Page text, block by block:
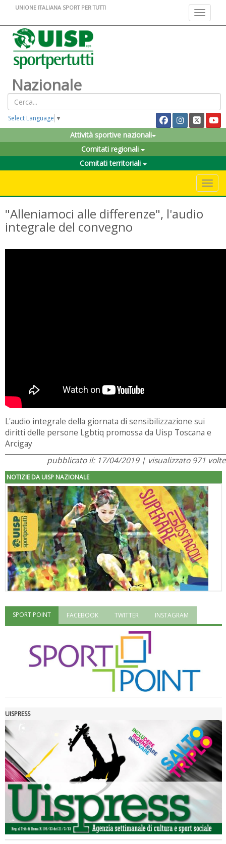
Toggle
UNIONE ITALIANA SPORT PER TUTTI
Nazionale
Select Language ▼
Attività sportive nazionali
Comitati regionali
Comitati territoriali
"Alleniamoci alle differenze", l'audio
integrale del convegno
L'audio integrale della giornata di sensibilizzazione sui
diritti delle persone Lgbtiq promossa da Uisp Toscana e
Arcigay
pubblicato il: 17/04/2019 | visualizzato 971 volte
NOTIZIE DA UISP NAZIONALE
"Superare gli ostacoli": la relazione di Tiziano Pesce al CN Uisp
Luglio 2026: "Pensando con i piedi, si possono fare le
rivoluzioni"
SPORT POINT FACEBOOK TWITTER INSTAGRAM
UISPRESS